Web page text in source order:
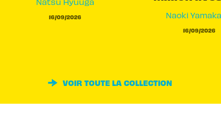
16/09/2026 Naoki
16/09/2026
VOIR TOUTE LA COLLECTION